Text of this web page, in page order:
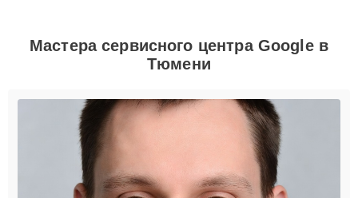
Мастера сервисного центра Google в
Тюмени